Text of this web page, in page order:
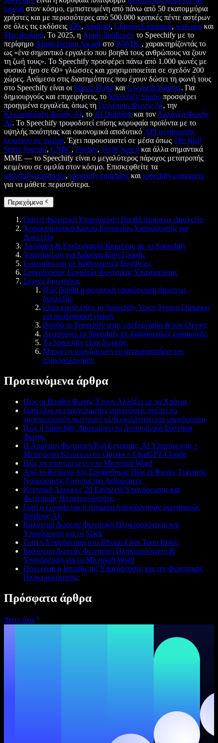
ομιλία στον κόσμο, εμπιστευμένη από πάνω από 50 εκατομμύρια
χρήστες και με περισσότερες από 500.000 κριτικές πέντε αστέρων
σε όλες τις εκδόσεις iOS, Android, Chrome Extension, web app και
Mac desktop. Το 2025, η Apple βράβευσε το Speechify με το
περίφημο Apple Design Award στο WWDC, χαρακτηρίζοντάς το
ως «ένα σημαντικό εργαλείο που βοηθά τους ανθρώπους να ζουν
τη ζωή τους». Το Speechify προσφέρει πάνω από 1.000 φωνές με
φυσικό ήχο σε 60+ γλώσσες και χρησιμοποιείται σε σχεδόν 200
χώρες. Ανάμεσα στις διασημότητες που έχουν δώσει τη φωνή τους
στο Speechify είναι οι Snoop Dogg και Gwyneth Paltrow. Για
δημιουργούς και επιχειρήσεις, το Speechify Studio προσφέρει
προηγμένα εργαλεία, όπως τη Γεννήτρια Φωνής AI, την
Κλωνοποίηση Φωνής AI, το AI Dubbing και τον Αλλαγέα Φωνής
AI. Το Speechify τροφοδοτεί επίσης κορυφαία προϊόντα με το
υψηλής ποιότητας και οικονομικά αποδοτικό API μετατροπής
κειμένου σε ομιλία. Έχει παρουσιαστεί σε μέσα όπως The Wall
Street Journal, CNBC, Forbes, TechCrunch και άλλα σημαντικά
ΜΜΕ — το Speechify είναι ο μεγαλύτερος πάροχος μετατροπής
κειμένου σε ομιλία στον κόσμο. Επισκεφθείτε τα
speechify.com/news, speechify.com/blog και speechify.com/press
για να μάθετε περισσότερα.
Περιεχόμενα
Γιατί η Φωνητική Υπαγόρευση Βοηθά άτομα με Δυσλεξία
Χαρακτηριστικά Καλού Εργαλείου Υπαγόρευσης για
Δυσλεξία
Ακρόαση & Επεξεργασία Κειμένου με το Speechify
Υπαγόρευση για Διάφορα Είδη Γραφής
Ενσωμάτωση με Καθημερινές Συνήθειες
Συγκρίνοντας Εργαλεία Φωνητικής Υπαγόρευσης
Συχνές Ερωτήσεις
Πώς βοηθά η φωνητική υπαγόρευση άτομα με
δυσλεξία;
Είναι κατάλληλο το Speechify Voice Typing Dictation
για ακαδημαϊκή γραφή;
Βοηθά το Speechify στην επεξεργασία & τον έλεγχο;
Λειτουργεί το Speechify σε διαφορετικές εφαρμογές;
Το Speechify είναι δωρεάν;
Μπορεί η υπαγόρευση να αντικαταστήσει την
πληκτρολόγηση;
Προτεινόμενα άρθρα
Πώς οι Βοηθοί Φωνής Έχουν Αλλάξει με τα Χρόνια
Γιατί όλοι οι επαγγελματίες συγγραφείς πρέπει να
χρησιμοποιούν φωνητική πληκτρολόγηση και υπαγόρευση
Πώς η Speechify Δημιουργεί το Λειτουργικό Σύστημα
Φωνής
Η Απόλυτη Φωνητική Ροή Εργασίας: AI Υπαγόρευση +
Μετατροπή Κειμένου σε Ομιλία + ChatGPT/Claude
Πώς να υπαγορεύετε στο Microsoft Word
Από το Κείμενο στο Συναίσθημα: Πώς οι Φωνές Τεχνητής
Νοημοσύνης Γίνονται πιο Ανθρώπινες
Κεντρική Λίστα με 20 Εργαλεία Υπαγόρευσης και
Φωνητικής Πληκτρολόγησης
Γιατί η Google και η Amazon δημιούργησαν φωνητικούς
βοηθούς AI;
Καλύτερη Δωρεάν Φωνητική Πληκτρολόγηση και
Υπαγόρευση για το Slack
Γιατί η Υπαγόρευση στο iPhone Είναι Τόσο Κακή;
Καλύτερη Δωρεάν Φωνητική Πληκτρολόγηση &
Υπαγόρευση για το Microsoft Word
Ποια είναι η Ιστορία της Υπαγόρευσης και της Φωνητικής
Πληκτρολόγησης;
Πρόσφατα άρθρα
Δείτε όλα